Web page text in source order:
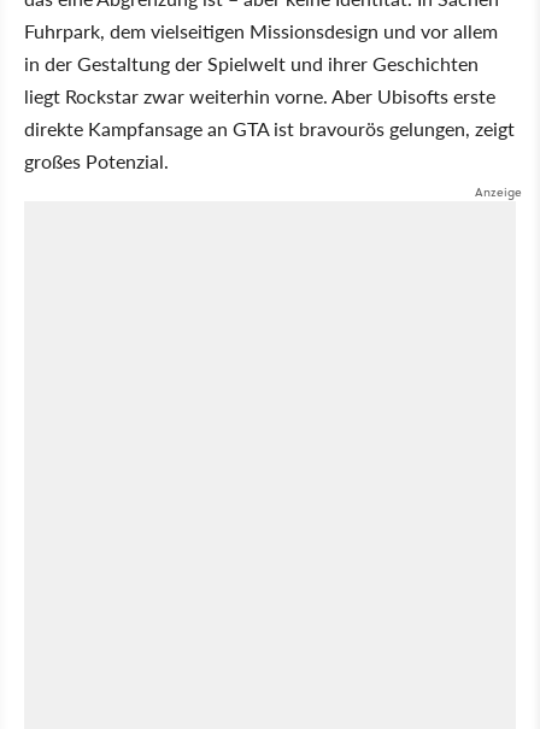
Fuhrpark, dem vielseitigen Missionsdesign und vor allem
in der Gestaltung der Spielwelt und ihrer Geschichten
liegt Rockstar zwar weiterhin vorne. Aber Ubisofts erste
direkte Kampfansage an GTA ist bravourös gelungen, zeigt
großes Potenzial.